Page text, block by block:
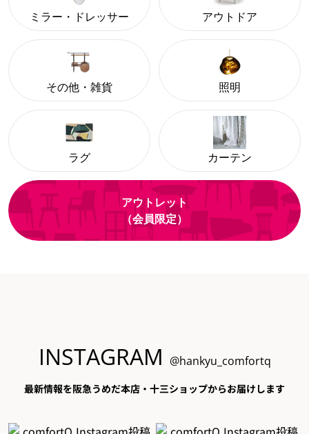
ミラー・ドレッサー アウトドア
その他・雑貨 照明
ラグ カーテン
アウトレット
（会員限定）
INSTAGRAM @hankyu_comfortq
最新情報を阪急うめだ本店・十三ショップからお届けします